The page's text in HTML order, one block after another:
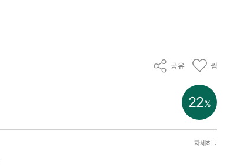
공유 찜
22%
자세히